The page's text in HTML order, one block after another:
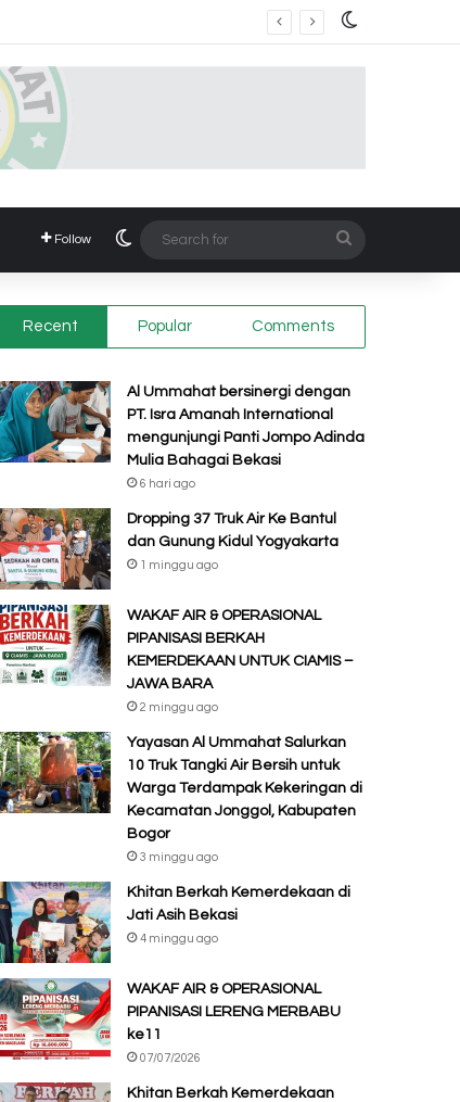
Follow Switch skin
for
Recent Popular Comments
Al Ummahat bersinergi dengan
PT. Isra Amanah International
mengunjungi Panti Jompo Adinda
Mulia Bahagai Bekasi
6 hari ago
Dropping 37 Truk Air Ke Bantul
dan Gunung Kidul Yogyakarta
1 minggu ago
WAKAF AIR & OPERASIONAL
PIPANISASI BERKAH
KEMERDEKAAN UNTUK CIAMIS –
JAWA BARA
2 minggu ago
Yayasan Al Ummahat Salurkan
10 Truk Tangki Air Bersih untuk
Warga Terdampak Kekeringan di
Kecamatan Jonggol, Kabupaten
Bogor
3 minggu ago
Khitan Berkah Kemerdekaan di
Jati Asih Bekasi
4 minggu ago
WAKAF AIR & OPERASIONAL
PIPANISASI LERENG MERBABU
ke11
07/07/2026
Khitan Berkah Kemerdekaan